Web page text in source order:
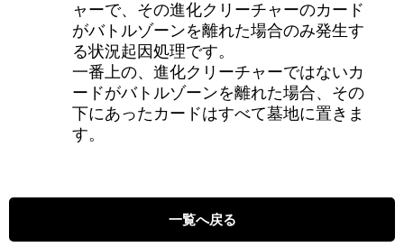
ャーで、その進化クリーチャーのカード
がバトルゾーンを離れた場合のみ発生す
る状況起因処理です。
一番上の、進化クリーチャーではないカ
ードがバトルゾーンを離れた場合、その
下にあったカードはすべて墓地に置きま
す。
一覧へ戻る